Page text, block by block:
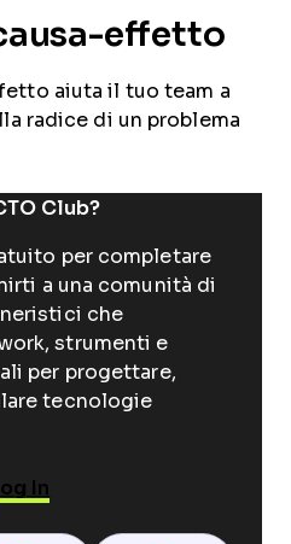
effetto
aiuta il tuo team a
radice di un problema
Club?
per completare
a una comunità di
che
strumenti e
per progettare,
tecnologie
In